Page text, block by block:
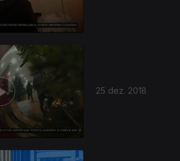
25 dez. 2018